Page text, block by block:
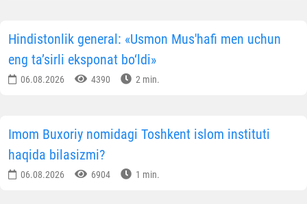
Hindistonlik general: «Usmon Mus'hafi men uchun
eng ta’sirli eksponat bo‘ldi»
06.08.2026 4390 2 min.
Imom Buxoriy nomidagi Toshkent islom instituti
haqida bilasizmi?
06.08.2026 6904 1 min.